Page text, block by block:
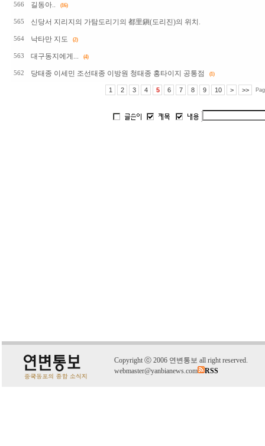
566 길동아.. (16)
565 신당서 지리지의 가탐도리기의 都里鎭(도리진)의 위치.
564 낙타만 지도 (2)
563 대구동지에게... (4)
562 당태종 이세민 조선태종 이방원 청태종 홍타이지 공통점 (1)
1 2 3 4 5 6 7 8 9 10 > >>
Copyright ⓒ 2006 연변통보 all right reserved.
webmaster@yanbianews.com
RSS